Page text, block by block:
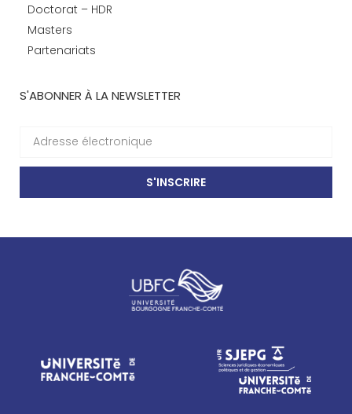
Doctorat – HDR
Masters
Partenariats
S'ABONNER À LA NEWSLETTER
S'INSCRIRE